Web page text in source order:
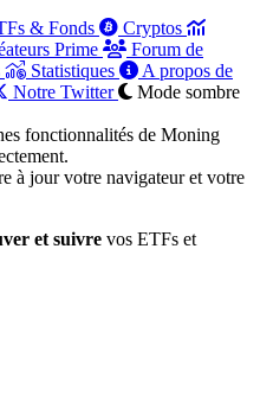
& Fonds
Cryptos
Prime
Forum de
Statistiques
A propos de
Notre Twitter Mode sombre
fonctionnalités de Moning
à jour votre navigateur et votre
et suivre vos ETFs et